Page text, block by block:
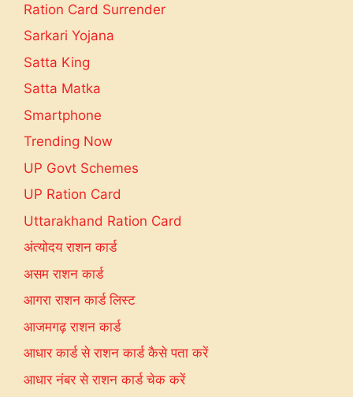
Ration Card Surrender
Sarkari Yojana
Satta King
Satta Matka
Smartphone
Trending Now
UP Govt Schemes
UP Ration Card
Uttarakhand Ration Card
अंत्योदय राशन कार्ड
असम राशन कार्ड
आगरा राशन कार्ड लिस्ट
आजमगढ़ राशन कार्ड
आधार कार्ड से राशन कार्ड कैसे पता करें
आधार नंबर से राशन कार्ड चेक करें